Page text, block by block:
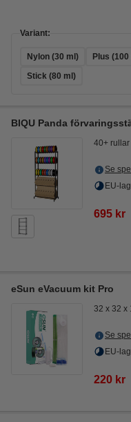
Variant:
Nylon (30 ml) Plus (100
Stick (80 ml)
BIQU Panda
40+ rullar
Se
EU-
695 kr
eSun eVacuum kit Pro
32 x 32 x
Se
EU-
220 kr